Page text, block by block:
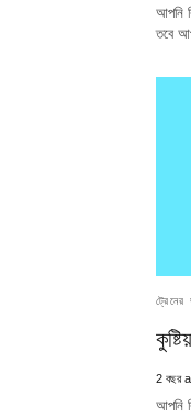
আপনি
তবে
ট্রেনের
2 বছর
আপনি